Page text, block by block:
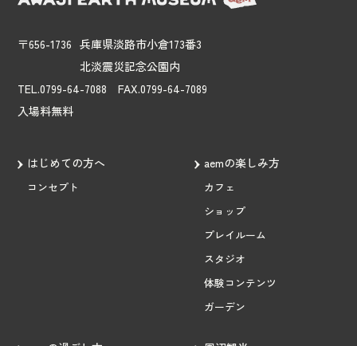
〒656-1736 兵庫県淡路市小倉173番3
北淡震災記念公園内
TEL.0799-64-7088 FAX.0799-64-7089
入場料無料
はじめての方へ
コンセプト
aemの楽しみ方
カフェ
ショップ
プレイルーム
スタジオ
体験コンテンツ
ガーデン